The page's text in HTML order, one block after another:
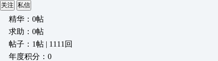
关注 私信
精华：0帖
求助：0帖
帖子：1帖 | 1111回
年度积分：0